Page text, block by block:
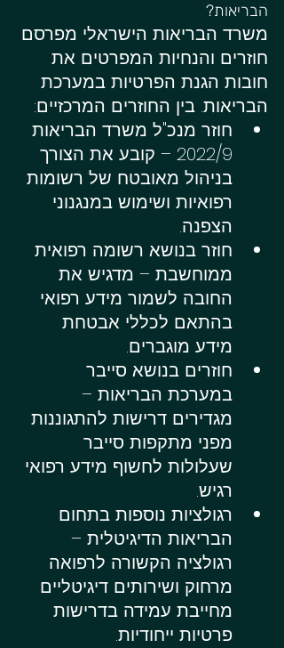
הבריאות?
משרד הבריאות הישראלי מפרסם
חוזרים והנחיות המפרטים את
חובות הגנת הפרטיות במערכת
הבריאות. בין החוזרים המרכזיים:
חוזר מנכ"ל משרד הבריאות
2022/9 – קובע את הצורך
בניהול מאובטח של רשומות
רפואיות ושימוש במנגנוני
הצפנה.
חוזר בנושא רשומה רפואית
ממוחשבת – מדגיש את
החובה לשמור מידע רפואי
בהתאם לכללי אבטחת
מידע מוגברים.
חוזרים בנושא סייבר
במערכת הבריאות –
מגדירים דרישות להתגוננות
מפני מתקפות סייבר
שעלולות לחשוף מידע רפואי
רגיש.
רגולציות נוספות בתחום
הבריאות הדיגיטלית –
רגולציה הקשורה לרפואה
מרחוק ושירותים דיגיטליים
מחייבת עמידה בדרישות
פרטיות ייחודיות.